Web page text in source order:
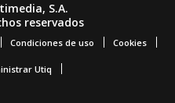
S.A.
reservados
Condiciones de uso Cookies
Utiq